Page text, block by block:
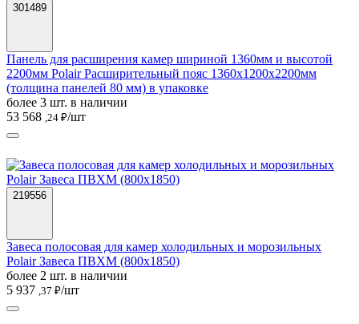
301489
Панель для расширения камер шириной 1360мм и высотой
2200мм Polair Расширительный пояс 1360х1200х2200мм
(толщина панелей 80 мм) в упаковке
более 3 шт. в наличии
53 568 ,24 ₽/шт
219556
Завеса полосовая для камер холодильных и морозильных
Polair Завеса ПВХМ (800x1850)
более 2 шт. в наличии
5 937 ,37 ₽/шт